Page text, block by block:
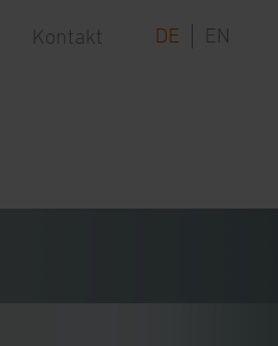
Kontakt DE EN